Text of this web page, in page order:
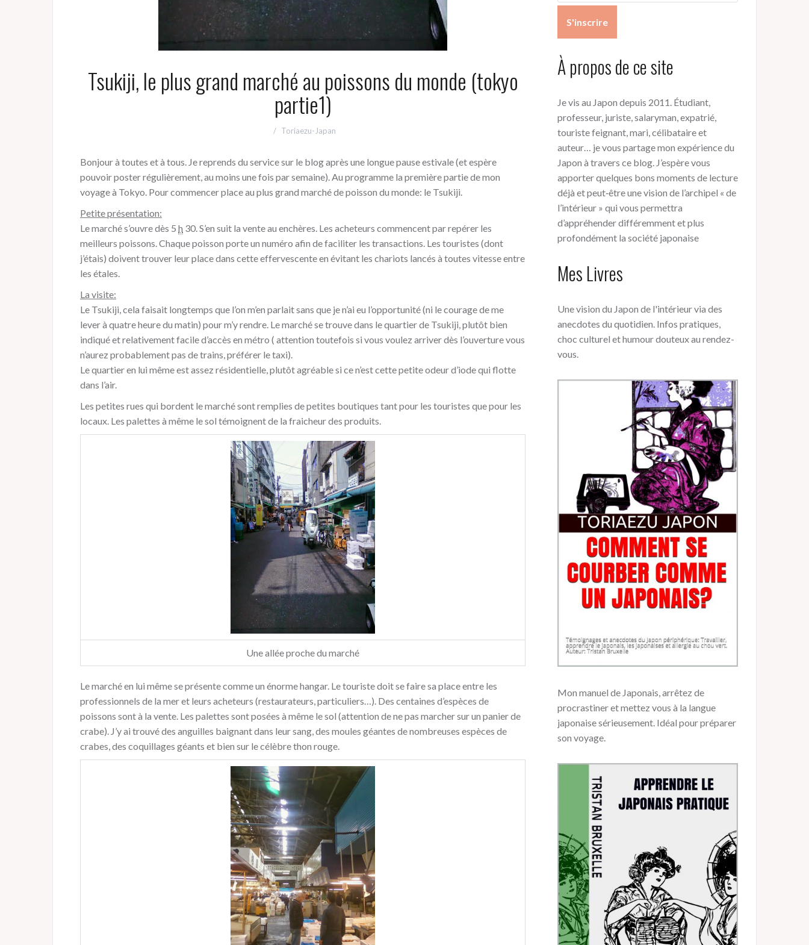
Tsukiji, le plus grand marché au poissons du monde (tokyo
partie1)
Toriaezu-Japan
Bonjour à toutes et à tous. Je reprends du service sur le blog après une longue pause estivale (et espère
pouvoir poster régulièrement, au moins une fois par semaine). Au programme la première partie de mon
voyage à Tokyo. Pour commencer place au plus grand marché de poisson du monde: le Tsukiji.
Petite présentation:
Le marché s’ouvre dès 5 h 30. S’en suit la vente au enchères. Les acheteurs commencent par repérer les
meilleurs poissons. Chaque poisson porte un numéro afin de faciliter les transactions. Les touristes (dont
j’étais) doivent trouver leur place dans cette effervescente en évitant les chariots lancés à toutes vitesse entre
les étales.
La visite:
Le Tsukiji, cela faisait longtemps que l’on m’en parlait sans que je n’ai eu l’opportunité (ni le courage de me
lever à quatre heure du matin) pour m’y rendre. Le marché se trouve dans le quartier de Tsukiji, plutôt bien
indiqué et relativement facile d’accès en métro ( attention toutefois si vous voulez arriver dès l’ouverture vous
n’aurez probablement pas de trains, préférer le taxi).
Le quartier en lui même est assez résidentielle, plutôt agréable si ce n’est cette petite odeur d’iode qui flotte
dans l’air.
Les petites rues qui bordent le marché sont remplies de petites boutiques tant pour les touristes que pour les
locaux. Les palettes à même le sol témoignent de la fraicheur des produits.
Une allée proche du marché
Le marché en lui même se présente comme un énorme hangar. Le touriste doit se faire sa place entre les
professionnels de la mer et leurs acheteurs (restaurateurs, particuliers…). Des centaines d’espèces de
poissons sont à la vente. Les palettes sont posées à même le sol (attention de ne pas marcher sur un panier de
crabe). J’y ai trouvé des anguilles baignant dans leur sang, des moules géantes de nombreuses espèces de
crabes, des coquillages géants et bien sur le célèbre thon rouge.
À propos de ce site
Je vis au Japon depuis 2011. Étudiant,
professeur, juriste, salaryman, expatrié,
touriste feignant, mari, célibataire et
auteur… je vous partage mon expérience du
Japon à travers ce blog. J’espère vous
apporter quelques bons moments de lecture
déjà et peut‑être une vision de l’archipel « de
l’intérieur » qui vous permettra
d’appréhender différemment et plus
profondément la société japonaise
Mes Livres
Une vision du Japon de l'intérieur via des
anecdotes du quotidien. Infos pratiques,
choc culturel et humour douteux au rendez-
vous.
Mon manuel de Japonais, arrêtez de
procrastiner et mettez vous à la langue
japonaise sérieusement. Idéal pour préparer
son voyage.